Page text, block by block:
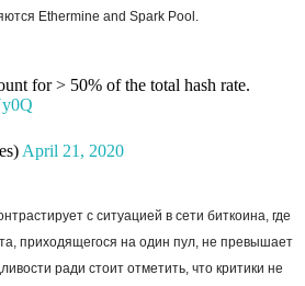
Ethermine and Spark Pool.
for > 50% of the total hash rate.
April 21, 2020
с ситуацией в сети биткоина, где
приходящегося на один пул, не превышает
ради стоит отметить, что критики не